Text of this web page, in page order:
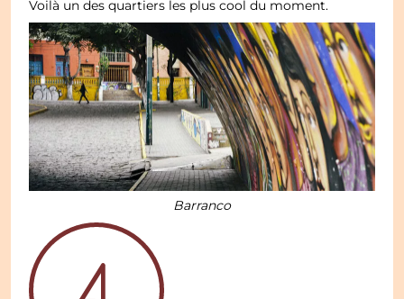
Voilà un des quartiers les plus cool du moment.
Barranco